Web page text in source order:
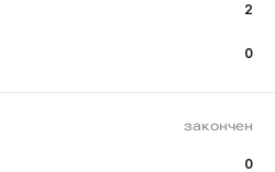
2
0
закончен
0